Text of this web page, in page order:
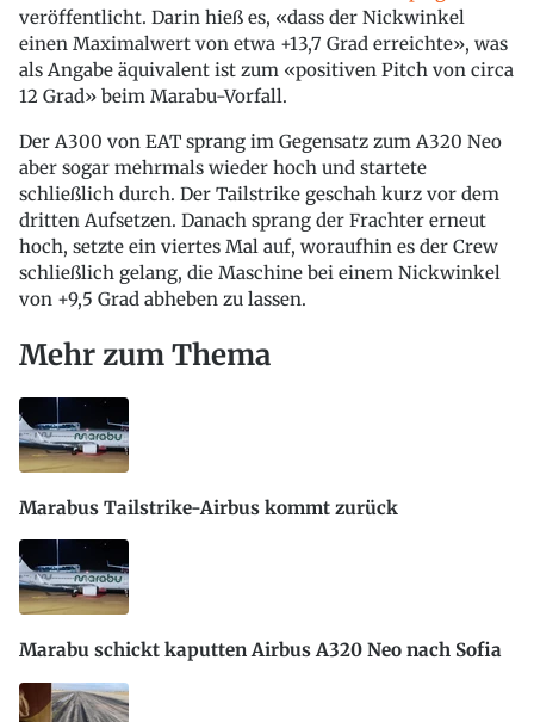
veröffentlicht. Darin hieß es, «dass der Nickwinkel
einen Maximalwert von etwa +13,7 Grad erreichte», was
als Angabe äquivalent ist zum «positiven Pitch von circa
12 Grad» beim Marabu-Vorfall.
Der A300 von EAT sprang im Gegensatz zum A320 Neo
aber sogar mehrmals wieder hoch und startete
schließlich durch. Der Tailstrike geschah kurz vor dem
dritten Aufsetzen. Danach sprang der Frachter erneut
hoch, setzte ein viertes Mal auf, woraufhin es der Crew
schließlich gelang, die Maschine bei einem Nickwinkel
von +9,5 Grad abheben zu lassen.
Mehr zum Thema
Marabus Tailstrike-Airbus kommt zurück
Marabu schickt kaputten Airbus A320 Neo nach Sofia